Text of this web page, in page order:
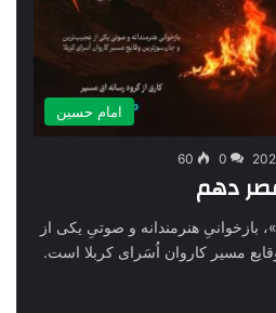
امام حسین
0
60
دهم
بازخوانیِ هنرمندانه و صوتیِ یکی از
مسیر کاروان اُسَرای کربلا است.